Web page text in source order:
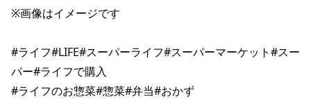
※画像はイメージです
#ライフ#LIFE#スーパーライフ#スーパーマーケット#スー
パー#ライフで購入
#ライフのお惣菜#惣菜#弁当#おかず